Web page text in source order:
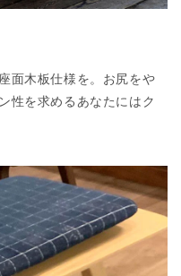
面木板仕様を。お尻をや
性を求めるあなたにはク